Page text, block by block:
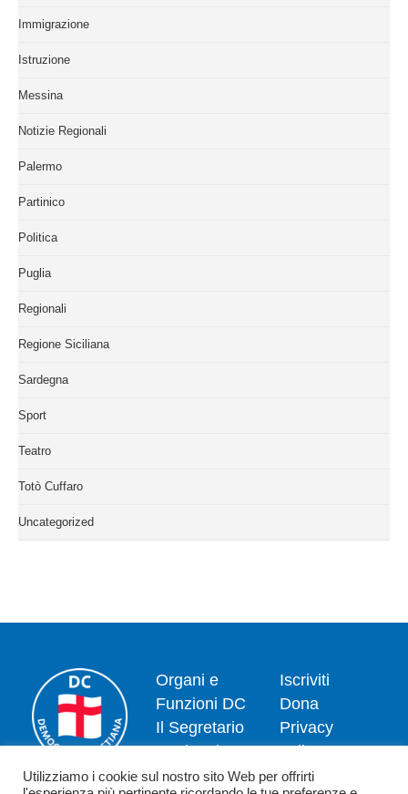
Immigrazione
Istruzione
Messina
Notizie Regionali
Palermo
Partinico
Politica
Puglia
Regionali
Regione Siciliana
Sardegna
Sport
Teatro
Totò Cuffaro
Uncategorized
Organi e
Funzioni DC
Il Segretario
Nazionale
Dipartimenti
Iscriviti
Dona
Privacy
policy
Politica dei
Utilizziamo i cookie sul nostro sito Web per offrirti